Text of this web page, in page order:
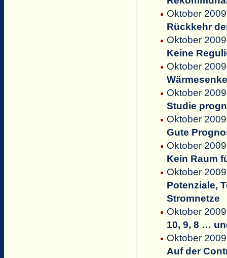
Oktober
Rückkehr
Oktober
Keine
Oktober
Oktober
Studie
Oktober
Gute
Oktober
Kein Raum
Oktober
Potenziale,
Stromnetze
Oktober
10, 9, 8 …
Oktober
Auf der